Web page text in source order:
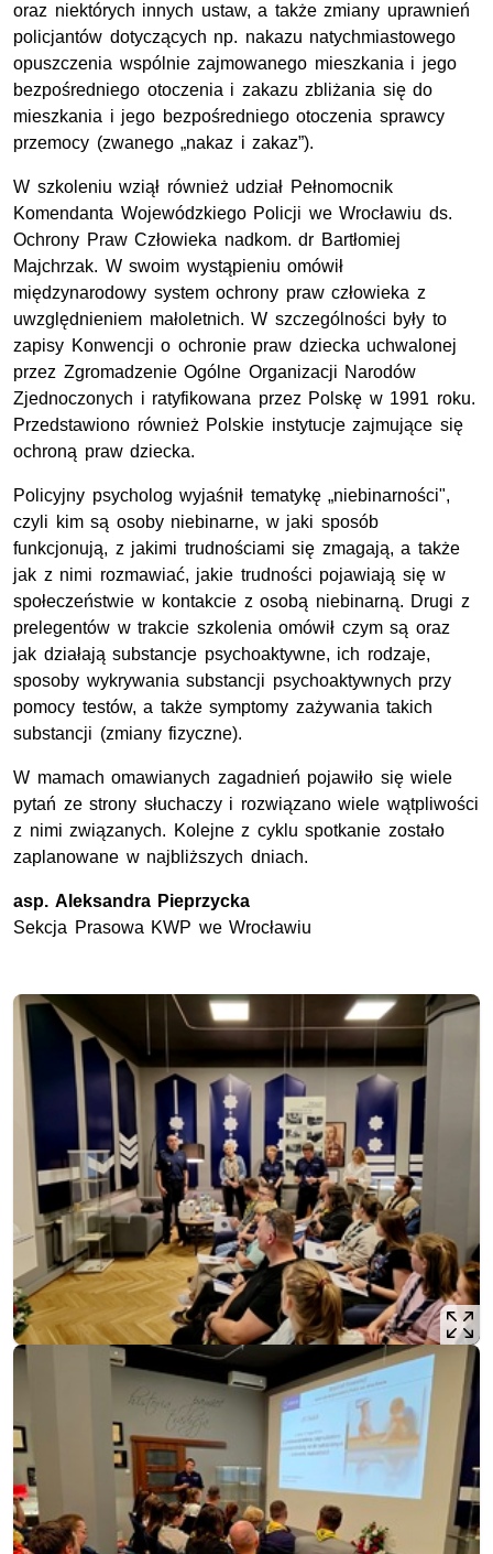
oraz niektórych innych ustaw, a także zmiany uprawnień
policjantów dotyczących np. nakazu natychmiastowego
opuszczenia wspólnie zajmowanego mieszkania i jego
bezpośredniego otoczenia i zakazu zbliżania się do
mieszkania i jego bezpośredniego otoczenia sprawcy
przemocy (zwanego „nakaz i zakaz”).
W szkoleniu wziął również udział Pełnomocnik
Komendanta Wojewódzkiego Policji we Wrocławiu ds.
Ochrony Praw Człowieka nadkom. dr Bartłomiej
Majchrzak. W swoim wystąpieniu omówił
międzynarodowy system ochrony praw człowieka z
uwzględnieniem małoletnich. W szczególności były to
zapisy Konwencji o ochronie praw dziecka uchwalonej
przez Zgromadzenie Ogólne Organizacji Narodów
Zjednoczonych i ratyfikowana przez Polskę w 1991 roku.
Przedstawiono również Polskie instytucje zajmujące się
ochroną praw dziecka.
Policyjny psycholog wyjaśnił tematykę „niebinarności",
czyli kim są osoby niebinarne, w jaki sposób
funkcjonują, z jakimi trudnościami się zmagają, a także
jak z nimi rozmawiać, jakie trudności pojawiają się w
społeczeństwie w kontakcie z osobą niebinarną. Drugi z
prelegentów w trakcie szkolenia omówił czym są oraz
jak działają substancje psychoaktywne, ich rodzaje,
sposoby wykrywania substancji psychoaktywnych przy
pomocy testów, a także symptomy zażywania takich
substancji (zmiany fizyczne).
W mamach omawianych zagadnień pojawiło się wiele
pytań ze strony słuchaczy i rozwiązano wiele wątpliwości
z nimi związanych. Kolejne z cyklu spotkanie zostało
zaplanowane w najbliższych dniach.
asp. Aleksandra Pieprzycka
Sekcja Prasowa KWP we Wrocławiu